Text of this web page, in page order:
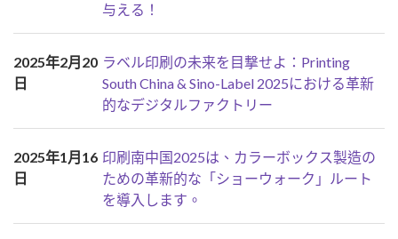
与える！
2025年2月20
日
ラベル印刷の未来を目撃せよ：Printing
South China & Sino-Label 2025における革新
的なデジタルファクトリー
2025年1月16
日
印刷南中国2025は、カラーボックス製造の
ための革新的な「ショーウォーク」ルート
を導入します。